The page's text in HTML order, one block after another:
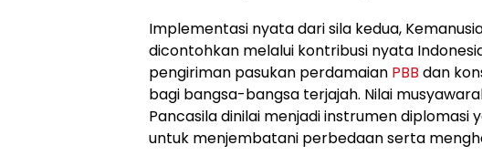
Implementasi nyata dari sila kedua,
dicontohkan melalui kontribusi nyata
pengiriman pasukan perdamaian PBB dan
bagi bangsa-bangsa terjajah. Nilai
Pancasila dinilai menjadi instrumen diplomasi
untuk menjembatani perbedaan serta